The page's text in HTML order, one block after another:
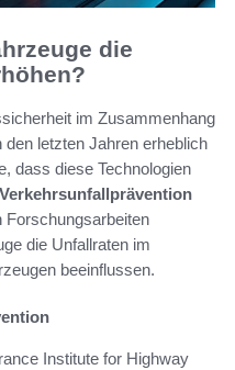
die
im Zusammenhang
letzten Jahren erheblich
dass diese Technologien
Verkehrsunfallprävention
Forschungsarbeiten
die Unfallraten im
beeinflussen.
Institute for Highway